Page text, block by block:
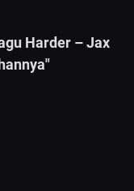
Harder – Jax